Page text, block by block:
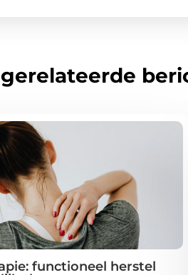
gerelateerde
functioneel herstel